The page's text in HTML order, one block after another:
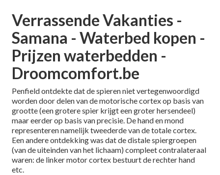
Verrassende Vakanties -
Samana - Waterbed kopen -
Prijzen waterbedden -
Droomcomfort.be
Penfield ontdekte dat de spieren niet vertegenwoordigd
worden door delen van de motorische cortex op basis van
grootte (een grotere spier krijgt een groter hersendeel)
maar eerder op basis van precisie. De hand en mond
representeren namelijk tweederde van de totale cortex.
Een andere ontdekking was dat de distale spiergroepen
(van de uiteinden van het lichaam) compleet contralateraal
waren: de linker motor cortex bestuurt de rechter hand
etc.